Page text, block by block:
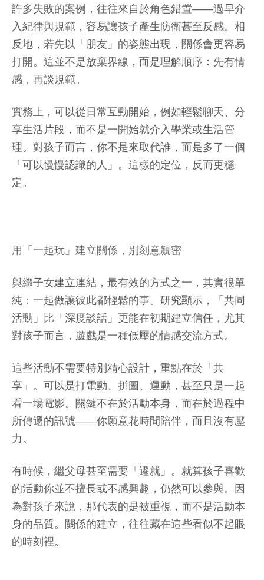
許多失敗的案例，往往來自於角色錯置——過早介
入紀律與規範，容易讓孩子產生防衛甚至反感。相
反地，若先以「朋友」的姿態出現，關係會更容易
打開。這並不是放棄界線，而是理解順序：先有情
感，再談規範。
實務上，可以從日常互動開始，例如輕鬆聊天、分
享生活片段，而不是一開始就介入學業或生活管
理。對孩子而言，你不是來取代誰，而是多了一個
「可以慢慢認識的人」。這樣的定位，反而更穩
定。
用「一起玩」建立關係，別刻意親密
與繼子女建立連結，最有效的方式之一，其實很單
純：一起做讓彼此都輕鬆的事。研究顯示，「共同
活動」比「深度談話」更能在初期建立信任，尤其
對孩子而言，遊戲是一種低壓的情感交流方式。
這些活動不需要特別精心設計，重點在於「共
享」。可以是打電動、拼圖、運動，甚至只是一起
看一場電影。關鍵不在於活動本身，而在於過程中
所傳遞的訊號——你願意花時間陪伴，而且沒有壓
力。
有時候，繼父母甚至需要「遷就」。就算孩子喜歡
的活動你並不擅長或不感興趣，仍然可以參與。因
為對孩子來說，那代表的是被重視，而不是活動本
身的品質。關係的建立，往往藏在這些看似不起眼
的時刻裡。